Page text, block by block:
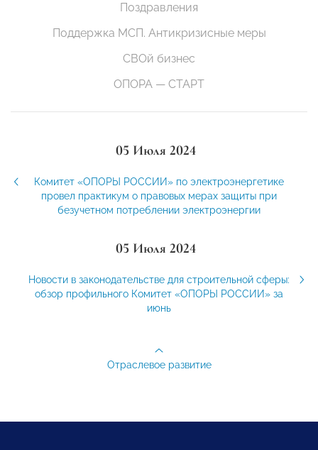
Поздравления
Поддержка МСП. Антикризисные меры
СВОй бизнес
ОПОРА — СТАРТ
05 Июля 2024
Комитет «ОПОРЫ РОССИИ» по электроэнергетике
провел практикум о правовых мерах защиты при
безучетном потреблении электроэнергии
05 Июля 2024
Новости в законодательстве для строительной сферы:
обзор профильного Комитет «ОПОРЫ РОССИИ» за
июнь
Отраслевое развитие